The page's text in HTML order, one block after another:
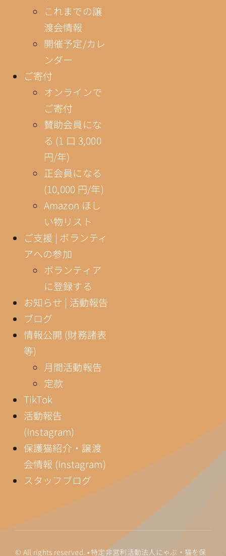
これまでの譲
渡会情報
開催予定/カレ
ンダー
ご寄付
オンラインで
ご寄付
賛助会員にな
る (1 口 3,000
円/年)
正会員になる
(10,000 円/年)
Amazon ほし
い物リスト
ご支援 | ボランティ
アへの参加
ボランティア
に登録する
お知らせ | 活動報告
ブログ
情報公開 (財務諸表
等)
月間活動報告
定款
TikTok
活動報告
(Instagram)
保護猫紹介・譲渡
会情報 (Instagram)
スタッフブログ
© All rights reserved. • 特定非営利活動法人にゃぶ・猫を保